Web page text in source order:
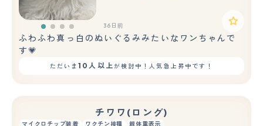
36日前
ふわふわ真っ白のぬいぐるみみたいなワンちゃんで
す💗
ただいま10人以上が検討中！人気急上昇中です！
チワワ(ロング)
マイクロチップ装着 ワクチン接種 親体重表示